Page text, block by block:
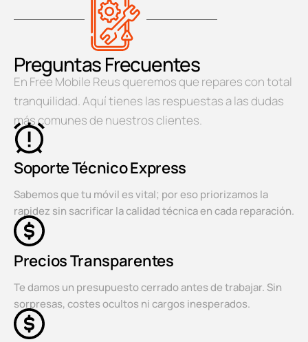
Preguntas Frecuentes
En Free Mobile Reus queremos que repares con total
tranquilidad. Aquí tienes las respuestas a las dudas
más comunes de nuestros clientes.
Soporte Técnico Express
Sabemos que tu móvil es vital; por eso priorizamos la
rapidez sin sacrificar la calidad técnica en cada reparación.
Precios Transparentes
Te damos un presupuesto cerrado antes de trabajar. Sin
sorpresas, costes ocultos ni cargos inesperados.